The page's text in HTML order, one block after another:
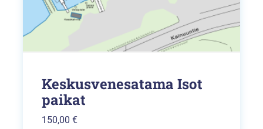
Keskusvenesatama Isot
paikat
150,00 €